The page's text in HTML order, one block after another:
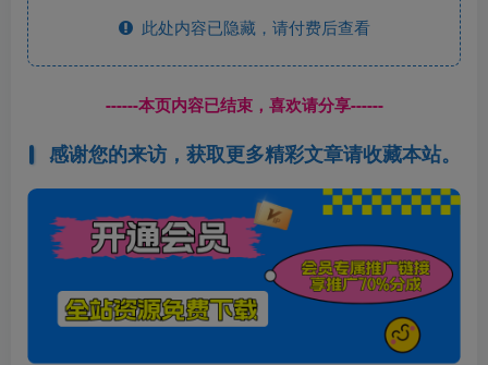
此处内容已隐藏，请付费后查看
------本页内容已结束，喜欢请分享------
感谢您的来访，获取更多精彩文章请收藏本站。